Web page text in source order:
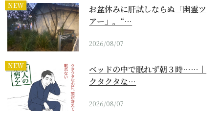
NEW
お盆休みに肝試しならぬ「幽霊ツ
アー」。“…
2026/08/07
NEW
ベッドの中で眠れず朝３時……｜
クタクタな…
2026/08/07